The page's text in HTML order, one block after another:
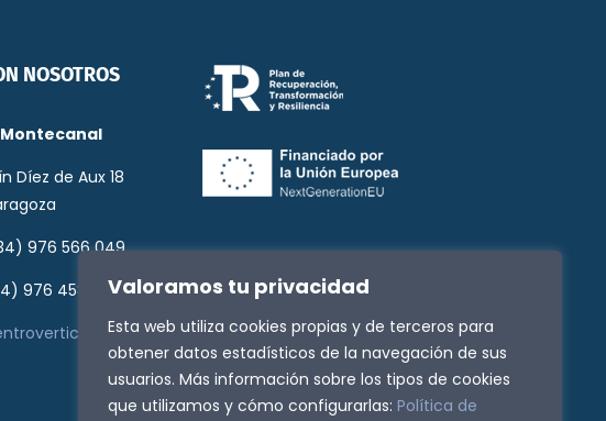
Valoramos tu privacidad
Esta web utiliza cookies propias y de terceros para
obtener datos estadísticos de la navegación de sus
usuarios. Más información sobre los tipos de cookies
que utilizamos y cómo configurarlas: Política de
NOSOTROS
Díez de Aux 18
976 566 049
976 458 423